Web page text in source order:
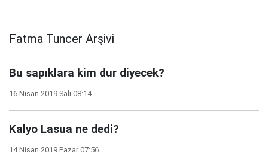
Fatma Tuncer Arşivi
Bu sapıklara kim dur diyecek?
16 Nisan 2019 Salı 08:14
Kalyo Lasua ne dedi?
14 Nisan 2019 Pazar 07:56